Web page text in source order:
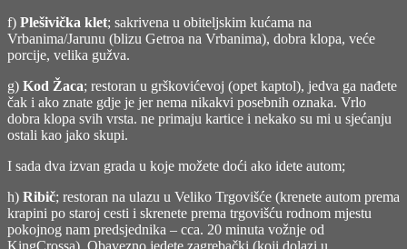
f) Plešivička klet; sakrivena u obiteljskim kućama na
Vrbanima/Jarunu (blizu Getroa na Vrbanima), dobra klopa, veće
porcije, velika gužva.
g) Kod Žaca; restoran u grškovićevoj (opet kaptol), jedva ga nađete
čak i ako znate gdje je jer nema nikakvi posebnih oznaka. Vrlo
dobra klopa svih vrsta. ne primaju kartice i nekako su mi u sjećanju
ostali kao jako skupi.
I sada dva izvan grada u koje možete doći ako idete autom;
h) Ribič; restoran na ulazu u Veliko Trgovišće (krenete autom prema
krapini po staroj cesti i skrenete prema trgovišću rodnom mjestu
pokojnog nam predsjednika – cca. 20 minuta vožnje od
KingCrossa). Obavezno jedete zagrebački (koji dolazi u